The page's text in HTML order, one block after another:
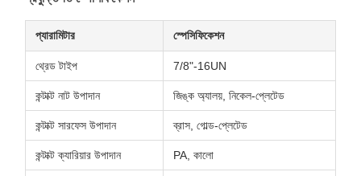
প্যারামিটার স্পেসিফিকেশন
থ্রেড টাইপ 7/8"-16UN
কন্টাক্ট নাট উপাদান জিঙ্ক অ্যালয়, নিকেল-প্লেটেড
কন্টাক্ট সারফেস উপাদান ব্রাস, গোল্ড-প্লেটেড
কন্টাক্ট ক্যারিয়ার উপাদান PA, কালো